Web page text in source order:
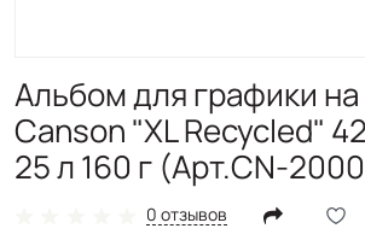
Альбом для графики
Canson "XL Recycled"
25 л 160 г (Арт.CN-
0 отзывов